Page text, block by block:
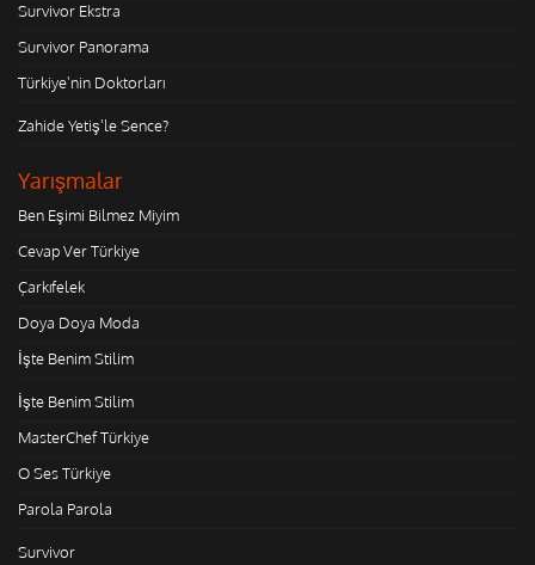
Survivor Ekstra
Survivor Panorama
Türkiye'nin Doktorları
Zahide Yetiş'le Sence?
Yarışmalar
Ben Eşimi Bilmez Miyim
Cevap Ver Türkiye
Çarkıfelek
Doya Doya Moda
İşte Benim Stilim
İşte Benim Stilim
MasterChef Türkiye
O Ses Türkiye
Parola Parola
Survivor